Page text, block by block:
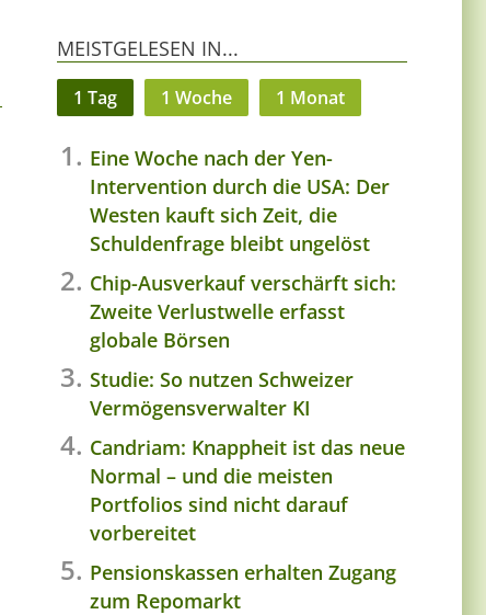
MEISTGELESEN IN...
1 Tag 1 Woche 1 Monat
Eine Woche nach der Yen-
Intervention durch die USA: Der
Westen kauft sich Zeit, die
Schuldenfrage bleibt ungelöst
Chip-Ausverkauf verschärft sich:
Zweite Verlustwelle erfasst
globale Börsen
Studie: So nutzen Schweizer
Vermögensverwalter KI
Candriam: Knappheit ist das neue
Normal – und die meisten
Portfolios sind nicht darauf
vorbereitet
Pensionskassen erhalten Zugang
zum Repomarkt